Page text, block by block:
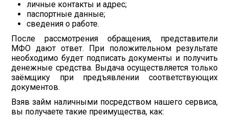
личные контакты и адрес;
паспортные данные;
сведения о работе.
После рассмотрения обращения, представители
МФО дают ответ. При положительном результате
необходимо будет подписать документы и получить
денежные средства. Выдача осуществляется только
заёмщику при предъявлении соответствующих
документов.
Взяв займ наличными посредством нашего сервиса,
вы получаете такие преимущества, как: